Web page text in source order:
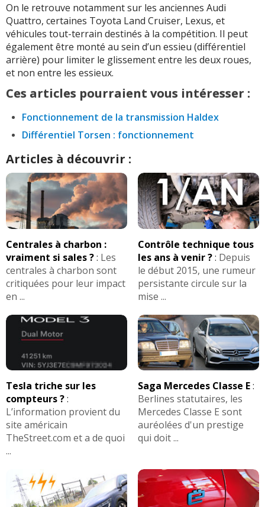
On le retrouve notamment sur les anciennes Audi
Quattro, certaines Toyota Land Cruiser, Lexus, et
véhicules tout-terrain destinés à la compétition. Il peut
également être monté au sein d’un essieu (différentiel
arrière) pour limiter le glissement entre les deux roues,
et non entre les essieux.
Ces articles pourraient vous intéresser :
Fonctionnement de la transmission Haldex
Différentiel Torsen : fonctionnement
Articles à découvrir :
Centrales à charbon :
vraiment si sales ?: Les
centrales à charbon sont
critiquées pour leur impact
en ...
Contrôle technique tous
les ans à venir ?: Depuis
le début 2015, une rumeur
persistante circule sur la
mise ...
Tesla triche sur les
compteurs ?:
L’information provient du
site américain
TheStreet.com et a de quoi
...
Saga Mercedes Classe E:
Berlines statutaires, les
Mercedes Classe E sont
auréolées d'un prestige
qui doit ...